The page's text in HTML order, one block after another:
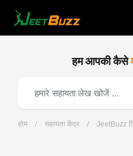
content
हम आपकी कैसे
होम / सहायता केंद्र / JeetBuzz